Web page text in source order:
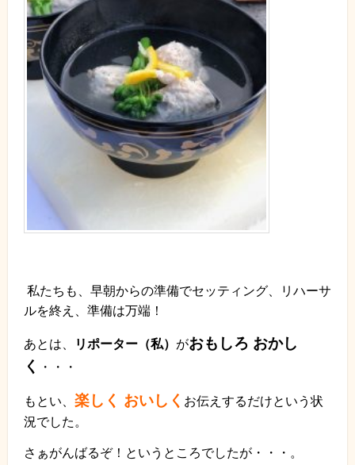
私たちも、早朝からの準備でセッティング、リハーサ
ルを終え、準備は万端！
あとは、 リポーター（私） がおもしろ おかし
く
・・・
もとい、 楽しく おいしく お伝えするだけという状
況でした。
さぁがんばるぞ！というところでしたが・・・。